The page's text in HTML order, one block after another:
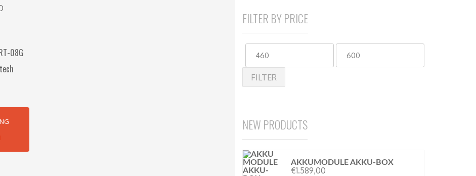
08G
FILTER BY PRICE
FILTER
NEW PRODUCTS
AKKUMODULE AKKU-BOX
€1.589,00